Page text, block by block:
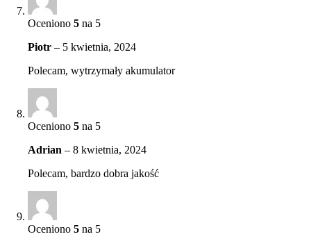
Oceniono 5 na 5
Piotr – 5 kwietnia, 2024
Polecam, wytrzymały akumulator
Oceniono 5 na 5
Adrian – 8 kwietnia, 2024
Polecam, bardzo dobra jakość
Oceniono 5 na 5